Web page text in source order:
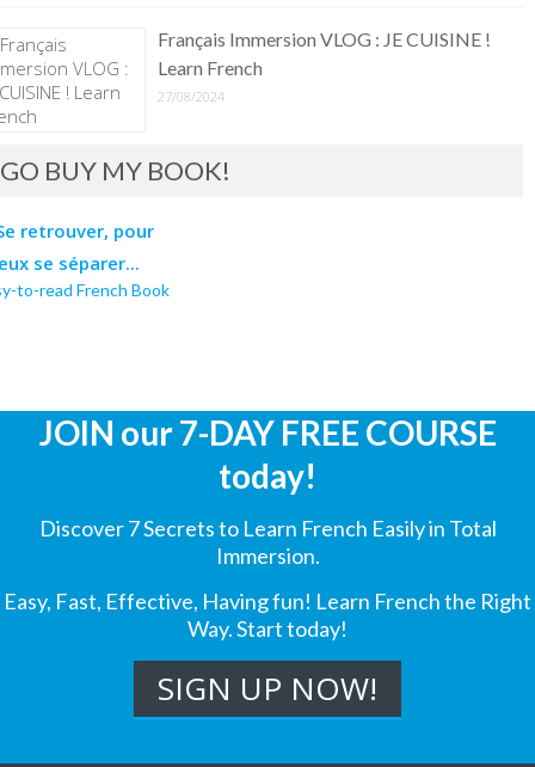
Français Immersion VLOG : JE CUISINE !
Learn French
27/08/2024
GO BUY MY BOOK!
to-read French Book
JOIN our 7-DAY FREE COURSE
today!
Discover 7 Secrets to Learn French Easily in Total
Immersion.
Easy, Fast, Effective, Having fun! Learn French the Right
Way. Start today!